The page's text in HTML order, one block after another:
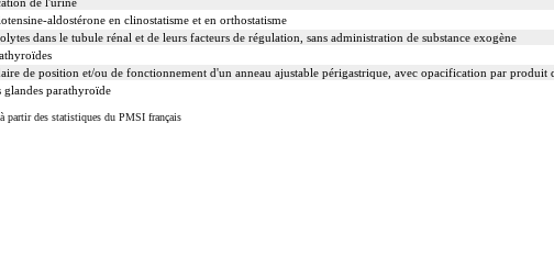
aldostérone en clinostatisme et en orthostatisme
dans le tubule rénal et de leurs facteurs de régulation, sans administration de substance exogène
de position et/ou de fonctionnement d'un anneau ajustable périgastrique, avec opacification par produit
glandes parathyroïde
partir des statistiques du PMSI français